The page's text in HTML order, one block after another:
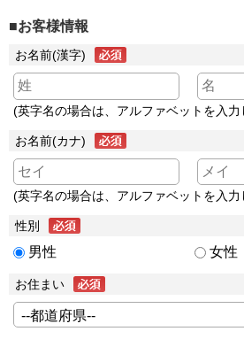
■お客様情報
お名前(漢字)
(英字名の場合は、アルファベットを入力
お名前(カナ)
(英字名の場合は、アルファベットを入力
性別
男性 女性
お住まい